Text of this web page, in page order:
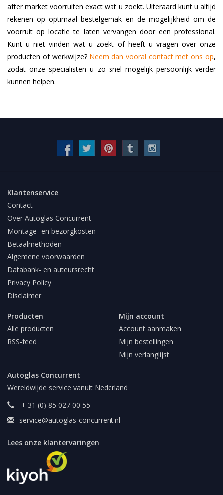
after market voorruiten exact wat u zoekt. Uiteraard kunt u altijd
rekenen op optimaal bestelgemak en de mogelijkheid om de
voorruit op locatie te laten vervangen door een professional.
Kunt u niet vinden wat u zoekt of heeft u vragen over onze
producten of werkwijze? Neem dan vooral contact met ons op,
zodat onze specialisten u zo snel mogelijk persoonlijk verder
kunnen helpen.
Klantenservice
Contact
Over Autoglas Concurrent
Montage- en bezorgkosten
Betaalmethoden
Algemene voorwaarden
Databank- en auteursrecht
Privacy Policy
Disclaimer
Producten
Alle producten
RSS-feed
Mijn account
Account aanmaken
Mijn bestellingen
Mijn verlanglijst
Autoglas Concurrent
Wereldwijde service vanuit Nederland
+ 31 (0) 85 027 00 55
service@autoglas-concurrent.nl
Lees onze klantervaringen